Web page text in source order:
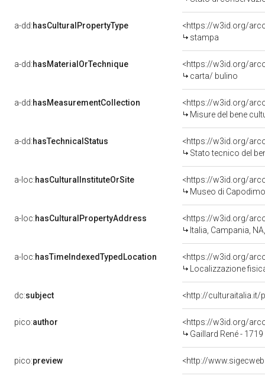
a-dd:hasCulturalPropertyType
<https://w3id.org/
stampa
a-dd:hasMaterialOrTechnique
<https://w3id.org/
carta/ bulino
a-dd:hasMeasurementCollection
<https://w3id.org/
Misure del bene
a-dd:hasTechnicalStatus
<https://w3id.org/
Stato tecnico del
a-loc:hasCulturalInstituteOrSite
<https://w3id.org/
Museo di
a-loc:hasCulturalPropertyAddress
<https://w3id.org/
Italia, Campania,
a-loc:hasTimeIndexedTypedLocation
<https://w3id.org/
Localizzazione
dc:subject <http://
pico:author
<https://w3id.org/
Gaillard René -
pico:preview